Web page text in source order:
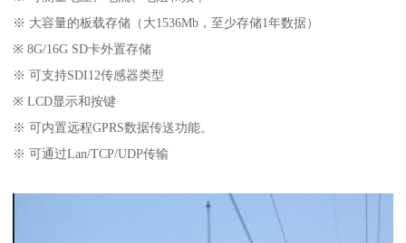
※ 大容量的板载存储（大1536Mb，至少存储1年数据）
※ 8G/16G SD卡外置存储
※ 可支持SDI12传感器类型
※ LCD显示和按键
※ 可内置远程GPRS数据传送功能。
※ 可通过Lan/TCP/UDP传输